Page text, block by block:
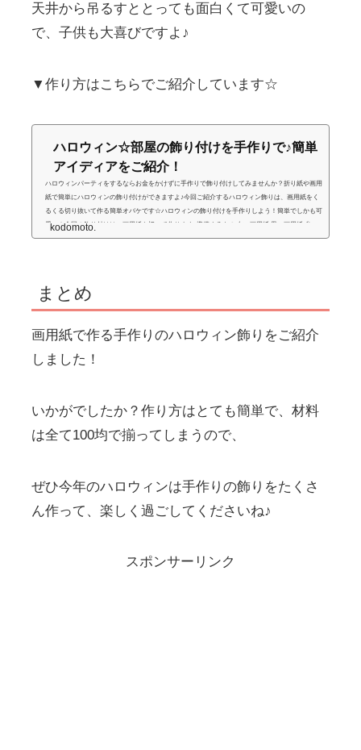
天井から吊るすととっても面白くて可愛いの
で、子供も大喜びですよ♪
▼作り方はこちらでご紹介しています☆
ハロウィン☆部屋の飾り付けを手作りで♪簡単
アイディアをご紹介！
ハロウィンパーティをするならお金をかけずに手作りで飾り付けしてみませんか？折り紙や画用
紙で簡単にハロウィンの飾り付けができますよ♪今回ご紹介するハロウィン飾りは、画用紙をく
るくる切り抜いて作る簡単オバケです☆ハロウィンの飾り付けを手作りしよう！簡単でしかも可
愛い☆今回の飾り付けは、画用紙を切って作ります♪準備するもの 白い画用紙 黒い画用紙 糸or
ひも ハサミ セロテープ作り方（オバケ）①白い画用紙に下絵を描きます。（写真は見やすいよ
kodomoto.
まとめ
画用紙で作る手作りのハロウィン飾りをご紹介
しました！
いかがでしたか？作り方はとても簡単で、材料
は全て100均で揃ってしまうので、
ぜひ今年のハロウィンは手作りの飾りをたくさ
ん作って、楽しく過ごしてくださいね♪
スポンサーリンク